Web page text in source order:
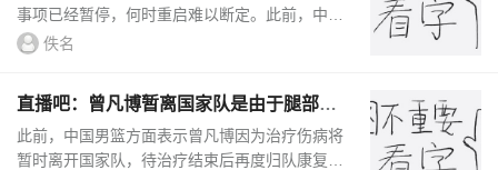
事项已经暂停，何时重启难以断定。此前，中国
男篮在征战23年世界杯前曾经成功获得归化球员
佚名
直播吧：曾凡博暂离国家队是由于腿部伤
病问题
此前，中国男篮方面表示曾凡博因为治疗伤病将
暂时离开国家队，待治疗结束后再度归队康复。